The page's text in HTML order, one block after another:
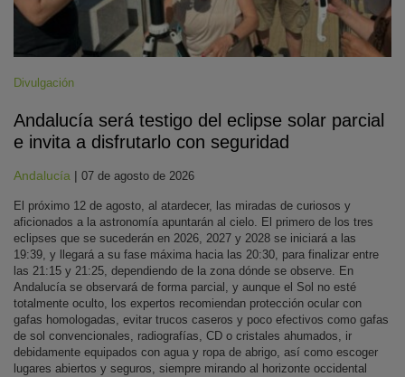
Divulgación
Andalucía será testigo del eclipse solar parcial
e invita a disfrutarlo con seguridad
Andalucía | 07 de agosto de 2026
El próximo 12 de agosto, al atardecer, las miradas de curiosos y
aficionados a la astronomía apuntarán al cielo. El primero de los tres
eclipses que se sucederán en 2026, 2027 y 2028 se iniciará a las
19:39, y llegará a su fase máxima hacia las 20:30, para finalizar entre
las 21:15 y 21:25, dependiendo de la zona dónde se observe. En
Andalucía se observará de forma parcial, y aunque el Sol no esté
totalmente oculto, los expertos recomiendan protección ocular con
gafas homologadas, evitar trucos caseros y poco efectivos como gafas
de sol convencionales, radiografías, CD o cristales ahumados, ir
debidamente equipados con agua y ropa de abrigo, así como escoger
lugares abiertos y seguros, siempre mirando al horizonte occidental